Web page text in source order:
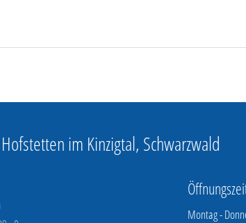
im Kinzigtal, Schwarzwald
Montag -